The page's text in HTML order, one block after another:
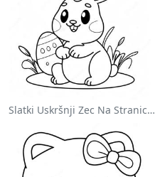
Slatki Uskršnji Zec Na Stranici Za Bojanje